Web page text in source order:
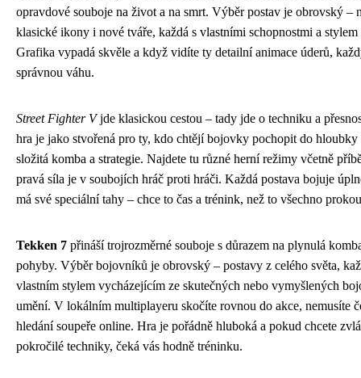
opravdové souboje na život a na smrt. Výběr postav je obrovský –
klasické ikony i nové tváře, každá s vlastními schopnostmi a stylem
Grafika vypadá skvěle a když vidíte ty detailní animace úderů,
správnou váhu.
Street Fighter Vjde klasickou cestou – tady jde o techniku a
hra je jako stvořená pro ty, kdo chtějí bojovky pochopit do hloubky
složitá komba a strategie. Najdete tu různé herní režimy včetně
pravá síla je v soubojích hráč proti hráči. Každá postava bojuje
má své speciální tahy – chce to čas a trénink, než to všechno
Tekken 7 přináší trojrozměrné souboje s důrazem na plynulá
pohyby. Výběr bojovníků je obrovský – postavy z celého světa,
vlastním stylem vycházejícím ze skutečných nebo vymyšlených
umění. V lokálním multiplayeru skočíte rovnou do akce, nemusíte
hledání soupeře online. Hra je pořádně hluboká a pokud chcete
pokročilé techniky, čeká vás hodně tréninku.